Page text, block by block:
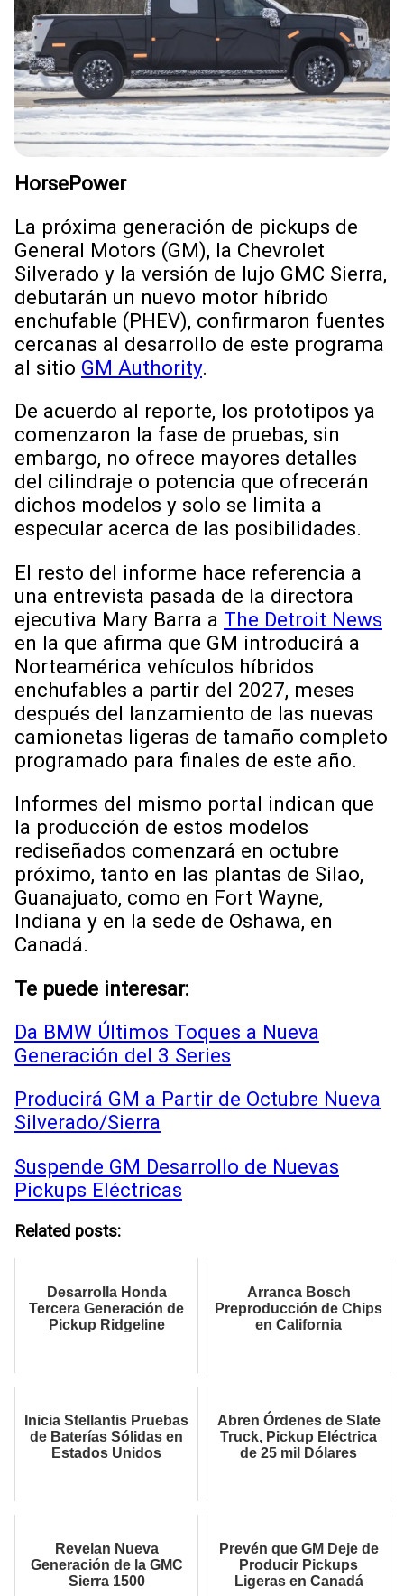
HorsePower
La próxima generación de pickups de
General Motors (GM), la Chevrolet
Silverado y la versión de lujo GMC Sierra,
debutarán un nuevo motor híbrido
enchufable (PHEV), confirmaron fuentes
cercanas al desarrollo de este programa
al sitio GM Authority.
De acuerdo al reporte, los prototipos ya
comenzaron la fase de pruebas, sin
embargo, no ofrece mayores detalles
del cilindraje o potencia que ofrecerán
dichos modelos y solo se limita a
especular acerca de las posibilidades.
El resto del informe hace referencia a
una entrevista pasada de la directora
ejecutiva Mary Barra a The Detroit News
en la que afirma que GM introducirá a
Norteamérica vehículos híbridos
enchufables a partir del 2027, meses
después del lanzamiento de las nuevas
camionetas ligeras de tamaño completo
programado para finales de este año.
Informes del mismo portal indican que
la producción de estos modelos
rediseñados comenzará en octubre
próximo, tanto en las plantas de Silao,
Guanajuato, como en Fort Wayne,
Indiana y en la sede de Oshawa, en
Canadá.
Te puede interesar:
Da BMW Últimos Toques a Nueva
Generación del 3 Series
Producirá GM a Partir de Octubre Nueva
Silverado/Sierra
Suspende GM Desarrollo de Nuevas
Pickups Eléctricas
Related posts:
Desarrolla Honda
Tercera Generación de
Pickup Ridgeline
Arranca Bosch
Preproducción de Chips
en California
Inicia Stellantis Pruebas
de Baterías Sólidas en
Estados Unidos
Abren Órdenes de Slate
Truck, Pickup Eléctrica
de 25 mil Dólares
Revelan Nueva
Generación de la GMC
Sierra 1500
Prevén que GM Deje de
Producir Pickups
Ligeras en Canadá